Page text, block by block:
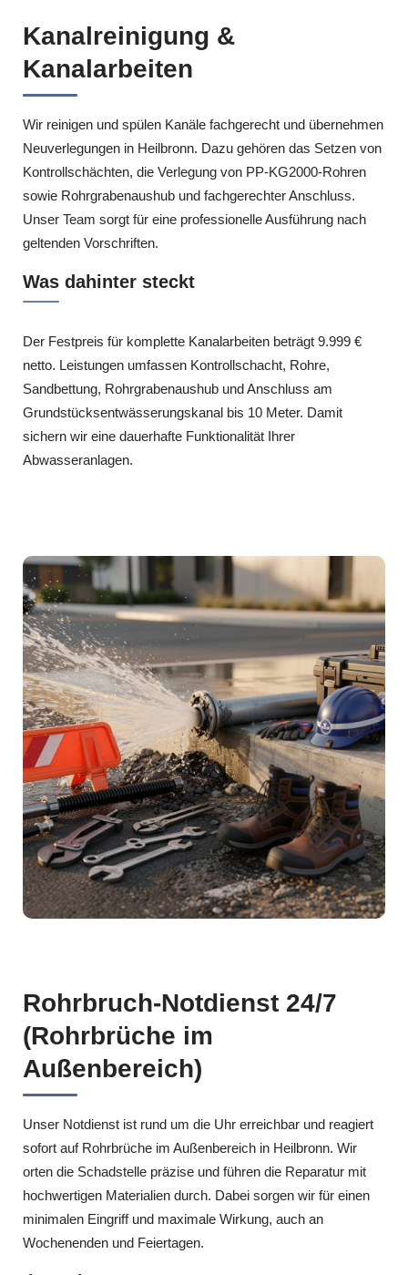
Kanalreinigung &
Kanalarbeiten
Wir reinigen und spülen Kanäle fachgerecht und übernehmen
Neuverlegungen in Heilbronn. Dazu gehören das Setzen von
Kontrollschächten, die Verlegung von PP-KG2000-Rohren
sowie Rohrgrabenaushub und fachgerechter Anschluss.
Unser Team sorgt für eine professionelle Ausführung nach
geltenden Vorschriften.
Was dahinter steckt
Der Festpreis für komplette Kanalarbeiten beträgt 9.999 €
netto. Leistungen umfassen Kontrollschacht, Rohre,
Sandbettung, Rohrgrabenaushub und Anschluss am
Grundstücksentwässerungskanal bis 10 Meter. Damit
sichern wir eine dauerhafte Funktionalität Ihrer
Abwasseranlagen.
Rohrbruch-Notdienst 24/7
(Rohrbrüche im
Außenbereich)
Unser Notdienst ist rund um die Uhr erreichbar und reagiert
sofort auf Rohrbrüche im Außenbereich in Heilbronn. Wir
orten die Schadstelle präzise und führen die Reparatur mit
hochwertigen Materialien durch. Dabei sorgen wir für einen
minimalen Eingriff und maximale Wirkung, auch an
Wochenenden und Feiertagen.